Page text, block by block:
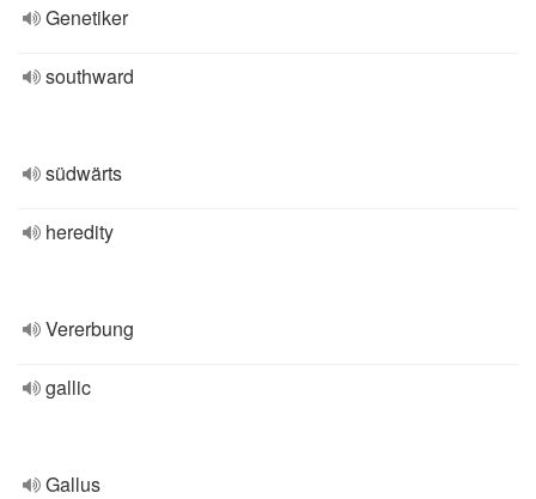
Genetiker
southward
südwärts
heredity
Vererbung
gallic
Gallus